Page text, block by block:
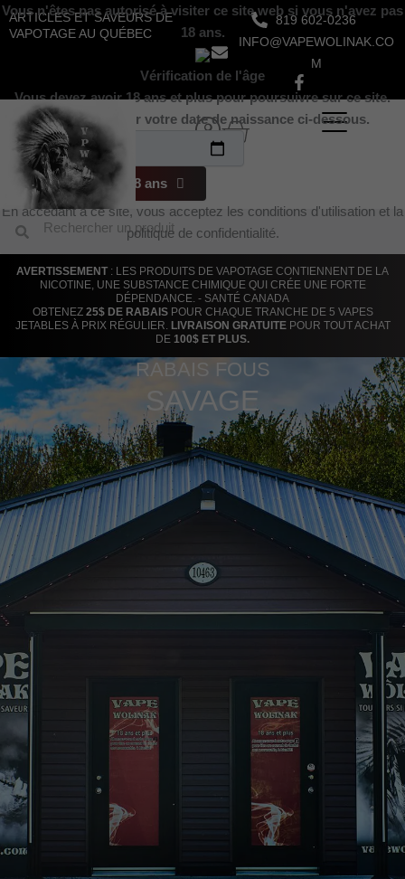
Aller
au
ARTICLES ET SAVEURS DE
VAPOTAGE AU QUÉBEC
819 602-0236
INFO@VAPEWOLINAK.CO
M
Panier
Rechercher
Rechercher
AVERTISSEMENT : LES PRODUITS DE VAPOTAGE CONTIENNENT DE LA
NICOTINE, UNE SUBSTANCE CHIMIQUE QUI CRÉE UNE FORTE
DÉPENDANCE. - SANTÉ CANADA
OBTENEZ 25$ DE RABAISPOUR CHAQUE TRANCHE DE 5 VAPES
JETABLES À PRIX RÉGULIER. LIVRAISON GRATUITEPOUR TOUT ACHAT
DE 100$ ET PLUS.
RABAIS FOUS
SAVAGE
Vous n'êtes pas autorisé à visiter ce site web si vous n'avez pas
18 ans.
Vérification de l'âge
Vous devez avoir 18 ans et plus pour poursuivre sur ce site.
Veuillez indiquer votre date de naissance ci-dessous.
Oui, J'ai plus de 18 ans
En accédant à ce site, vous acceptez les conditions d'utilisation et la
politique de confidentialité.